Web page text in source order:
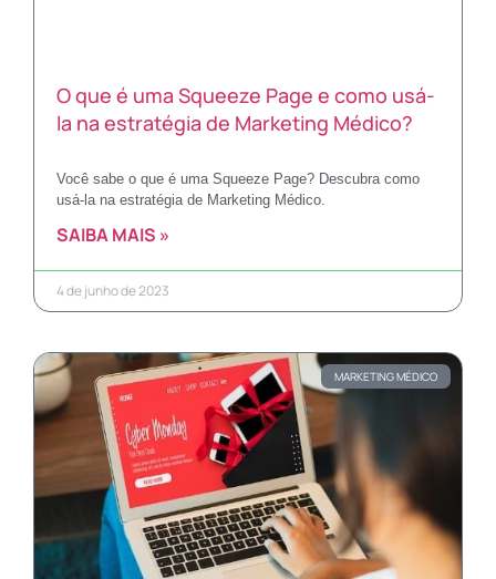
O que é uma Squeeze Page e como usá-
la na estratégia de Marketing Médico?
Você sabe o que é uma Squeeze Page? Descubra como
usá-la na estratégia de Marketing Médico.
SAIBA MAIS »
4 de junho de 2023
MARKETING MÉDICO